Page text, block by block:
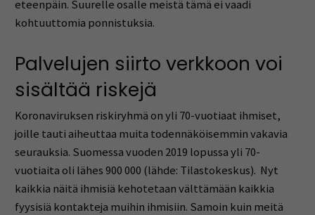
eteenpäin. Suurelle osalle meistä tämä ei vaadi
kohtuuttomia ponnistuksia.
Palvelujen siirto verkkoon voi
sisältää riskejä
Koronaviruksen riskiryhmä on yli 70-vuotiaat ihmiset,
joille tauti aiheuttaa muita todennäköisemmin vakavia
seurauksia. Suomessa vuoden 2019 lopussa yli 70-
vuotiaita oli lähes 900 000 (lähde: Tilastokeskus). Nyt
kaikkia näitä ihmisiä kehotetaan välttämään kaikkia
fyysisiä kontakteja muihin ihmisiin. Samoin kuin meitä